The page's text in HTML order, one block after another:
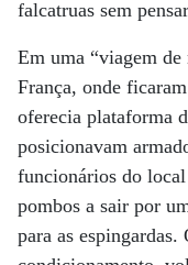
falcatruas sem
Em uma “viagem
França, onde
oferecia plataforma
posicionavam
funcionários do
pombos a sair por
para as